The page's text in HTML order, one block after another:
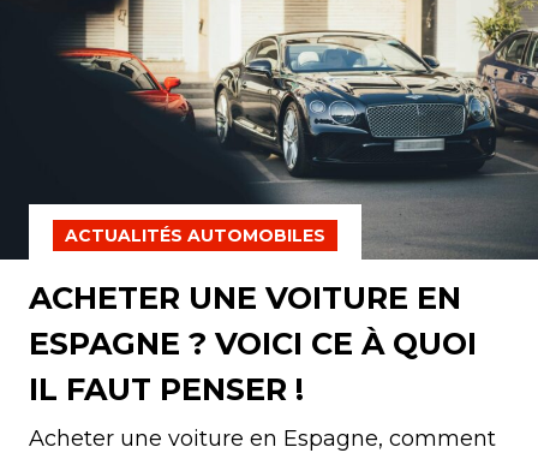
ACTUALITÉS AUTOMOBILES
ACHETER UNE VOITURE EN
ESPAGNE ? VOICI CE À QUOI
IL FAUT PENSER !
Acheter une voiture en Espagne, comment